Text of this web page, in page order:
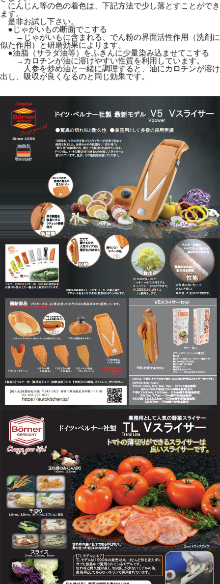
にんじん等の色の着色は、下記方法で少し落とすことができ
ます。
是非お試し下さい。
●じゃがいもの断面でこする
→じゃがいもに含まれる、でん粉の界面活性作用（洗剤に
似た作用）と研磨効果によります。
●油脂（サラダ油等）をふきんに少量染み込ませてこする
→カロチンが油に溶けやすい性質を利用しています。
人参を炒め油と一緒に調理すると、油にカロチンが溶け
出し、吸収が良くなるのと同じ効果です。